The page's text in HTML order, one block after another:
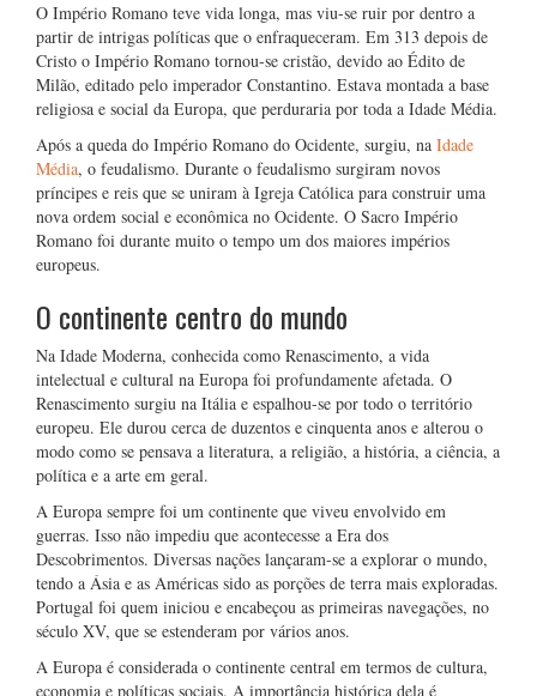
O Império Romano teve vida longa, mas viu-se ruir por dentro a
partir de intrigas políticas que o enfraqueceram. Em 313 depois de
Cristo o Império Romano tornou-se cristão, devido ao Édito de
Milão, editado pelo imperador Constantino. Estava montada a base
religiosa e social da Europa, que perduraria por toda a Idade Média.
Após a queda do Império Romano do Ocidente, surgiu, na Idade
Média, o feudalismo. Durante o feudalismo surgiram novos
príncipes e reis que se uniram à Igreja Católica para construir uma
nova ordem social e econômica no Ocidente. O Sacro Império
Romano foi durante muito o tempo um dos maiores impérios
europeus.
O continente centro do mundo
Na Idade Moderna, conhecida como Renascimento, a vida
intelectual e cultural na Europa foi profundamente afetada. O
Renascimento surgiu na Itália e espalhou-se por todo o território
europeu. Ele durou cerca de duzentos e cinquenta anos e alterou o
modo como se pensava a literatura, a religião, a história, a ciência, a
política e a arte em geral.
A Europa sempre foi um continente que viveu envolvido em
guerras. Isso não impediu que acontecesse a Era dos
Descobrimentos. Diversas nações lançaram-se a explorar o mundo,
tendo a Ásia e as Américas sido as porções de terra mais exploradas.
Portugal foi quem iniciou e encabeçou as primeiras navegações, no
século XV, que se estenderam por vários anos.
A Europa é considerada o continente central em termos de cultura,
economia e políticas sociais. A importância histórica dela é